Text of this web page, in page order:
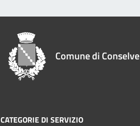
Comune di Conselve
CATEGORIE DI SERVIZIO